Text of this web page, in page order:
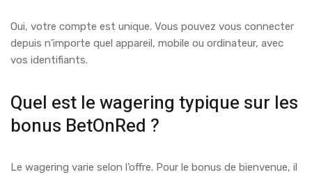
Oui, votre compte est unique. Vous pouvez vous connecter
depuis n’importe quel appareil, mobile ou ordinateur, avec
vos identifiants.
Quel est le wagering typique sur les
bonus BetOnRed ?
Le wagering varie selon l’offre. Pour le bonus de bienvenue, il